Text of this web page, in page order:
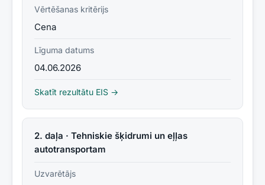
Vērtēšanas kritērijs
Cena
Līguma datums
04.06.2026
Skatīt rezultātu EIS →
2. daļa · Tehniskie šķidrumi un eļļas
autotransportam
Uzvarētājs